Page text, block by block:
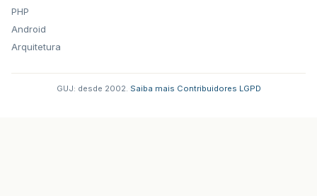
PHP
Android
Arquitetura
GUJ: desde 2002. Saiba mais Contribuidores LGPD